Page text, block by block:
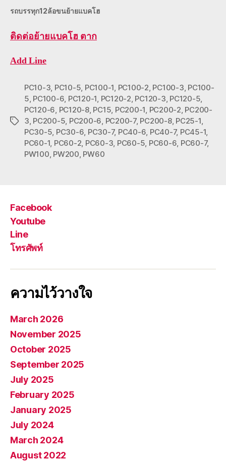
รถบรรทุก12ล้อขนย้ายแบคโฮ
ติดต่อย้ายแบคโฮ ตาก
Add Line
Tags
PC10-3, PC10-5, PC100-1, PC100-2, PC100-3, PC100-
5, PC100-6, PC120-1, PC120-2, PC120-3, PC120-5,
PC120-6, PC120-8, PC15, PC200-1, PC200-2, PC200-
3, PC200-5, PC200-6, PC200-7, PC200-8, PC25-1,
PC30-5, PC30-6, PC30-7, PC40-6, PC40-7, PC45-1,
PC60-1, PC60-2, PC60-3, PC60-5, PC60-6, PC60-7,
PW100, PW200, PW60
Facebook
Youtube
Line
โทรศัพท์
ความไว้วางใจ
March 2026
November 2025
October 2025
September 2025
July 2025
February 2025
January 2025
July 2024
March 2024
August 2022